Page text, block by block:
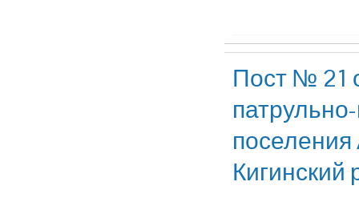
Пост № 21
Кигинский